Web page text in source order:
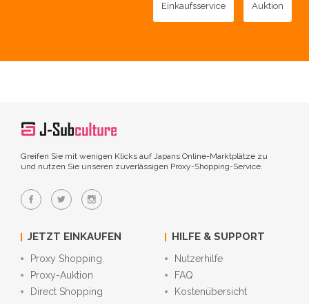
Einkaufsservice Auktion
Greifen Sie mit wenigen Klicks auf Japans Online-Marktplätze zu
und nutzen Sie unseren zuverlässigen Proxy-Shopping-Service.
JETZT EINKAUFEN
Proxy Shopping
Proxy-Auktion
Direct Shopping
HILFE & SUPPORT
Nutzerhilfe
FAQ
Kostenübersicht